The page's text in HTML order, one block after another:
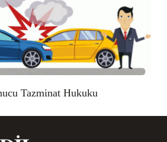
Tazminat Hukuku